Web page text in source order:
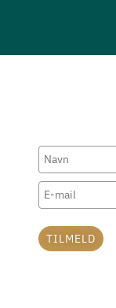
TILMELD